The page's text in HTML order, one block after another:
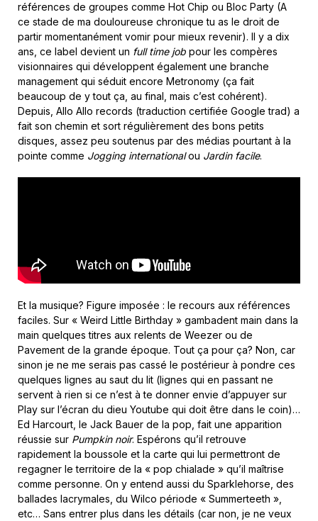
références de groupes comme Hot Chip ou Bloc Party (A
ce stade de ma douloureuse chronique tu as le droit de
partir momentanément vomir pour mieux revenir). Il y a dix
ans, ce label devient un full time job pour les compères
visionnaires qui développent également une branche
management qui séduit encore Metronomy (ça fait
beaucoup de y tout ça, au final, mais c’est cohérent).
Depuis, Allo Allo records (traduction certifiée Google trad) a
fait son chemin et sort régulièrement des bons petits
disques, assez peu soutenus par des médias pourtant à la
pointe comme Jogging internationalou Jardin facile.
Et la musique? Figure imposée : le recours aux références
faciles. Sur « Weird Little Birthday » gambadent main dans la
main quelques titres aux relents de Weezer ou de
Pavement de la grande époque. Tout ça pour ça? Non, car
sinon je ne me serais pas cassé le postérieur à pondre ces
quelques lignes au saut du lit (lignes qui en passant ne
servent à rien si ce n’est à te donner envie d’appuyer sur
Play sur l’écran du dieu Youtube qui doit être dans le coin)…
Ed Harcourt, le Jack Bauer de la pop, fait une apparition
réussie sur Pumpkin noir. Espérons qu’il retrouve
rapidement la boussole et la carte qui lui permettront de
regagner le territoire de la « pop chialade » qu’il maîtrise
comme personne. On y entend aussi du Sparklehorse, des
ballades lacrymales, du Wilco période « Summerteeth »,
etc… Sans entrer plus dans les détails (car non, je ne veux